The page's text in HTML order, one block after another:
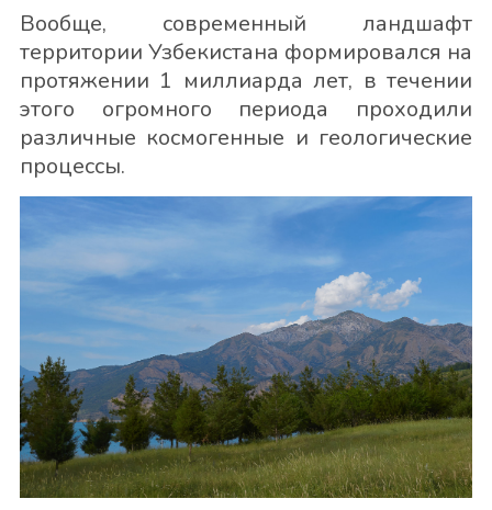
Вообще, современный ландшафт
территории Узбекистана формировался на
протяжении 1 миллиарда лет, в течении
этого огромного периода проходили
различные космогенные и геологические
процессы.